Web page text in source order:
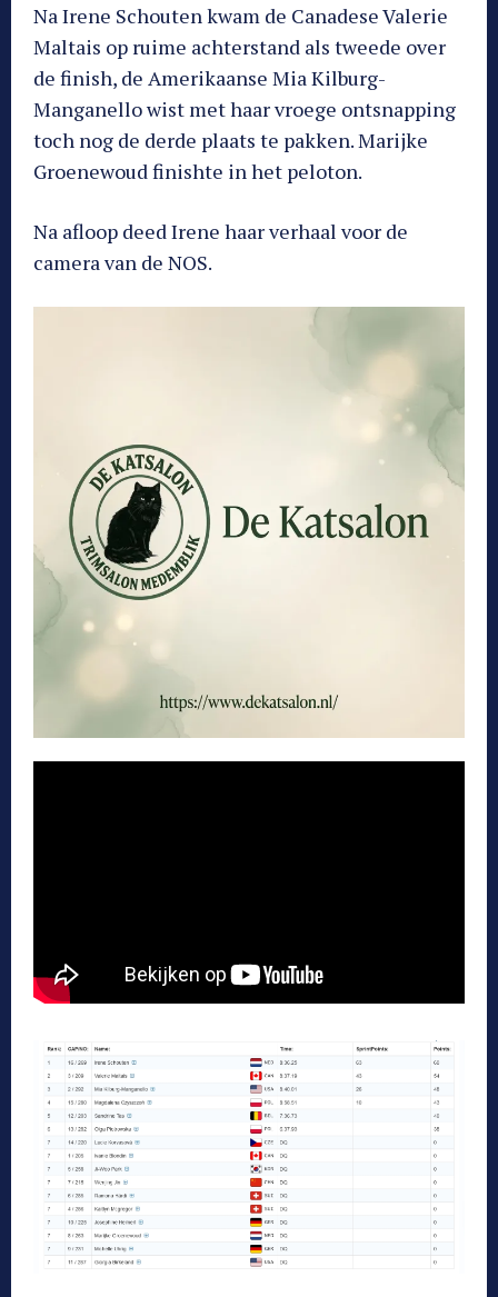
Na Irene Schouten kwam de Canadese Valerie
Maltais op ruime achterstand als tweede over
de finish, de Amerikaanse Mia Kilburg-
Manganello wist met haar vroege ontsnapping
toch nog de derde plaats te pakken. Marijke
Groenewoud finishte in het peloton.
Na afloop deed Irene haar verhaal voor de
camera van de NOS.